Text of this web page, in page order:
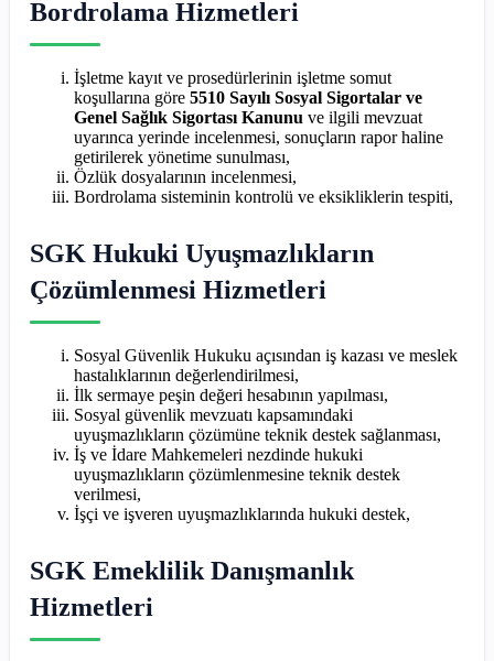
Bordrolama Hizmetleri
İşletme kayıt ve prosedürlerinin işletme somut
koşullarına göre 5510 Sayılı Sosyal Sigortalar ve
Genel Sağlık Sigortası Kanunu ve ilgili mevzuat
uyarınca yerinde incelenmesi, sonuçların rapor haline
getirilerek yönetime sunulması,
Özlük dosyalarının incelenmesi,
Bordrolama sisteminin kontrolü ve eksikliklerin tespiti,
SGK Hukuki Uyuşmazlıkların
Çözümlenmesi Hizmetleri
Sosyal Güvenlik Hukuku açısından iş kazası ve meslek
hastalıklarının değerlendirilmesi,
İlk sermaye peşin değeri hesabının yapılması,
Sosyal güvenlik mevzuatı kapsamındaki
uyuşmazlıkların çözümüne teknik destek sağlanması,
İş ve İdare Mahkemeleri nezdinde hukuki
uyuşmazlıkların çözümlenmesine teknik destek
verilmesi,
İşçi ve işveren uyuşmazlıklarında hukuki destek,
SGK Emeklilik Danışmanlık
Hizmetleri